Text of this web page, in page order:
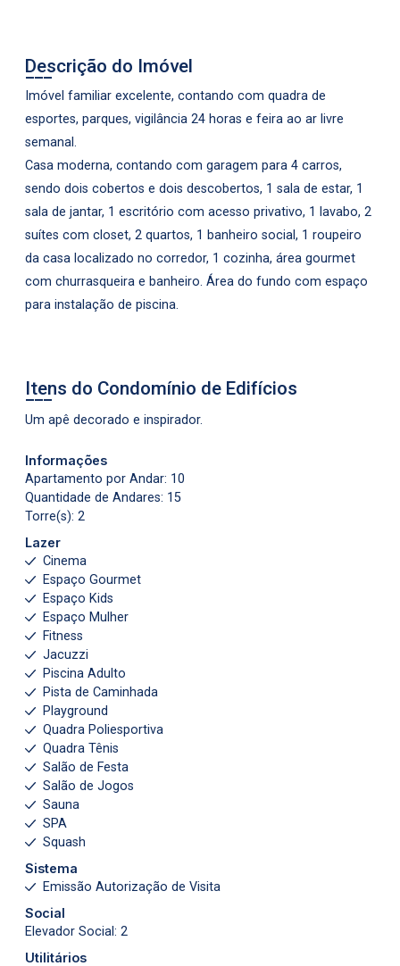
Descrição do Imóvel
Imóvel familiar excelente, contando com quadra de
esportes, parques, vigilância 24 horas e feira ao ar livre
semanal.
Casa moderna, contando com garagem para 4 carros,
sendo dois cobertos e dois descobertos, 1 sala de estar, 1
sala de jantar, 1 escritório com acesso privativo, 1 lavabo, 2
suítes com closet, 2 quartos, 1 banheiro social, 1 roupeiro
da casa localizado no corredor, 1 cozinha, área gourmet
com churrasqueira e banheiro. Área do fundo com espaço
para instalação de piscina.
Itens do Condomínio de Edifícios
Um apê decorado e inspirador.
Informações
Apartamento por Andar: 10
Quantidade de Andares: 15
Torre(s): 2
Lazer
Cinema
Espaço Gourmet
Espaço Kids
Espaço Mulher
Fitness
Jacuzzi
Piscina Adulto
Pista de Caminhada
Playground
Quadra Poliesportiva
Quadra Tênis
Salão de Festa
Salão de Jogos
Sauna
SPA
Squash
Sistema
Emissão Autorização de Visita
Social
Elevador Social: 2
Utilitários